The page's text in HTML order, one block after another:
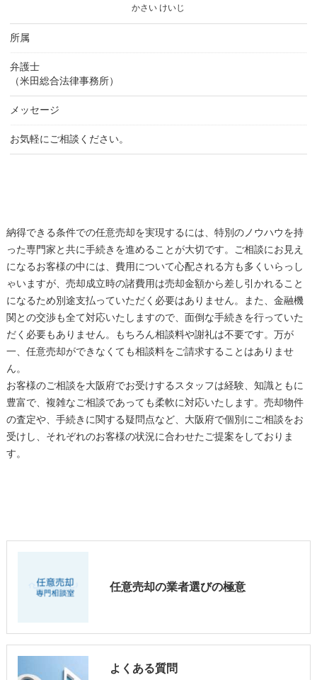
かさい けいじ
所属
弁護士
（米田総合法律事務所）
メッセージ
お気軽にご相談ください。
納得できる条件での任意売却を実現するには、特別のノウハウを持
った専門家と共に手続きを進めることが大切です。ご相談にお見え
になるお客様の中には、費用について心配される方も多くいらっし
ゃいますが、売却成立時の諸費用は売却金額から差し引かれること
になるため別途支払っていただく必要はありません。また、金融機
関との交渉も全て対応いたしますので、面倒な手続きを行っていた
だく必要もありません。もちろん相談料や謝礼は不要です。万が
一、任意売却ができなくても相談料をご請求することはありませ
ん。
お客様のご相談を大阪府でお受けするスタッフは経験、知識ともに
豊富で、複雑なご相談であっても柔軟に対応いたします。売却物件
の査定や、手続きに関する疑問点など、大阪府で個別にご相談をお
受けし、それぞれのお客様の状況に合わせたご提案をしておりま
す。
任意売却の業者選びの極意
よくある質問